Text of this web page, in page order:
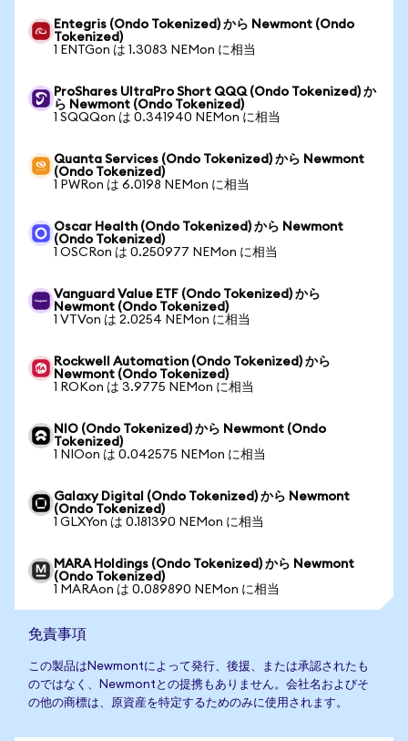
Entegris (Ondo Tokenized) から Newmont (Ondo
Tokenized)
1 ENTGon は 1.3083 NEMon に相当
ProShares UltraPro Short QQQ (Ondo Tokenized) か
ら Newmont (Ondo Tokenized)
1 SQQQon は 0.341940 NEMon に相当
Quanta Services (Ondo Tokenized) から Newmont
(Ondo Tokenized)
1 PWRon は 6.0198 NEMon に相当
Oscar Health (Ondo Tokenized) から Newmont
(Ondo Tokenized)
1 OSCRon は 0.250977 NEMon に相当
Vanguard Value ETF (Ondo Tokenized) から
Newmont (Ondo Tokenized)
1 VTVon は 2.0254 NEMon に相当
Rockwell Automation (Ondo Tokenized) から
Newmont (Ondo Tokenized)
1 ROKon は 3.9775 NEMon に相当
NIO (Ondo Tokenized) から Newmont (Ondo
Tokenized)
1 NIOon は 0.042575 NEMon に相当
Galaxy Digital (Ondo Tokenized) から Newmont
(Ondo Tokenized)
1 GLXYon は 0.181390 NEMon に相当
MARA Holdings (Ondo Tokenized) から Newmont
(Ondo Tokenized)
1 MARAon は 0.089890 NEMon に相当
免責事項
この製品はNewmontによって発行、後援、または承認されたも
のではなく、Newmontとの提携もありません。会社名およびそ
の他の商標は、原資産を特定するためのみに使用されます。